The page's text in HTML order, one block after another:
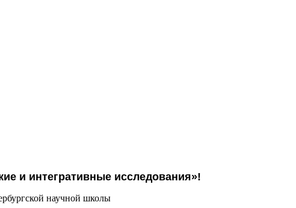
и интегративные исследования»!
научной школы